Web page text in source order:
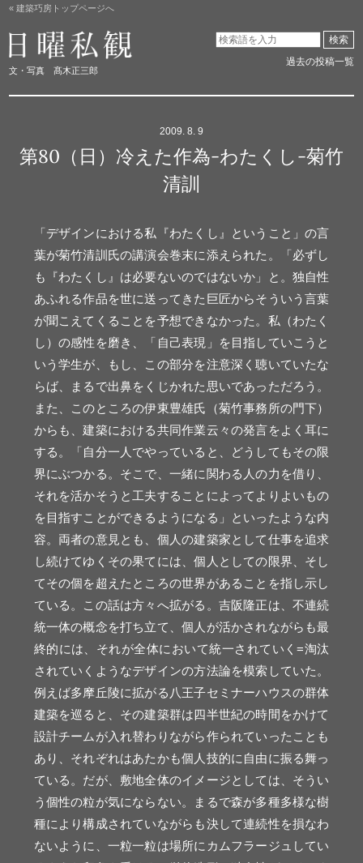
日曜私観
文・写真 髙木正三郎
検索
過去の投稿一覧
« 建築巧房トップページへ
2009. 8. 9
第80（日）冷えた作為-わたくし-菊竹
清訓
「デザインにおける私『わたくし』ということ」の言
葉が菊竹清訓氏の講演会巻末に添えられた。「必ずし
も『わたくし』は必要ないのではないか」と。独自性
あふれる作品を世に送ってきた巨匠からそういう言葉
が聞こえてくることを予想できなかった。私（わたく
し）の感性を磨き、「自己表現」を目指していこうと
いう学生が、もし、この部分を注意深く聴いていたな
らば、まるで出鼻をくじかれた思いであっただろう。
また、このところの伊東豊雄氏（菊竹事務所の門下）
からも、建築における共同作業云々の発言をよく耳に
する。「自分一人でやっていると、どうしてもその限
界にぶつかる。そこで、一緒に関わる人の力を借り、
それを活かそうと工夫することによってよりよいもの
を目指すことができるようになる」といったような内
容。両者の意見とも、個人の建築家として仕事を追求
し続けてゆくその果てには、個人としての限界、そし
てその個を超えたところの世界があることを指し示し
ている。この話は方々へ拡がる。吉阪隆正は、不連続
統一体の概念を打ち立て、個人が活かされながらも最
終的には、それが全体において統一されていく=淘汰
されていくようなデザインの方法論を模索していた。
例えば多摩丘陵に拡がる八王子セミナーハウスの群体
建築を巡ると、その建築群は四半世紀の時間をかけて
設計チームが入れ替わりながら作られていったことも
あり、それぞれはあたかも個人技的に自由に振る舞っ
ている。だが、敷地全体のイメージとしては、そうい
う個性の粒が気にならない。まるで森が多種多様な樹
種により構成されていながらも決して連続性を損なわ
ないように、一粒一粒は場所にカムフラージュしてい